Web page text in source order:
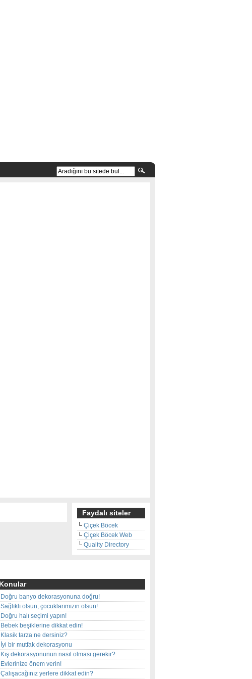
Faydalı siteler
Çiçek Böcek
Çiçek Böcek Web
Quality Directory
Konular
Doğru banyo dekorasyonuna doğru!
Sağlıklı olsun, çocuklarımızın olsun!
Doğru halı seçimi yapın!
Bebek beşiklerine dikkat edin!
Klasik tarza ne dersiniz?
İyi bir mutfak dekorasyonu
Kış dekorasyonunun nasıl olması gerekir?
Evlerinize önem verin!
Çalışacağınız yerlere dikkat edin?